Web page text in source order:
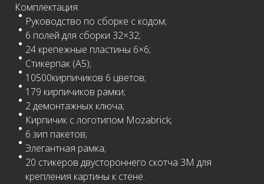
Комплектация:
Руководство по сборке с кодом;
6 полей для сборки 32×32;
24 крепежные пластины 6×6;
Стикерпак (А5);
10500кирпичиков 6 цветов;
179 кирпичиков рамки;
2 демонтажных ключа;
Кирпичик с логотипом Mozabrick;
6 зип пакетов;
Элегантная рамка;
20 стикеров двустороннего скотча 3М для
крепления картины к стене.